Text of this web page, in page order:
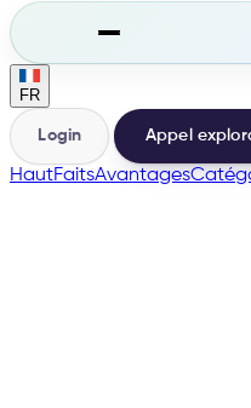
FR
Login Appel
HautFaitsAvantages